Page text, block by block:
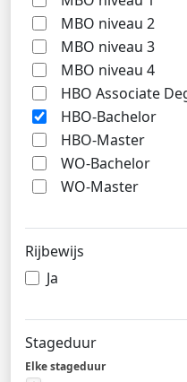
MBO niveau 2
MBO niveau 3
MBO niveau 4
HBO Associate
HBO-Bachelor
HBO-Master
WO-Bachelor
WO-Master
Rijbewijs
Ja
Stageduur
Elke stageduur